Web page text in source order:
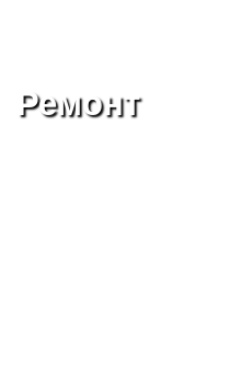
Ремонт